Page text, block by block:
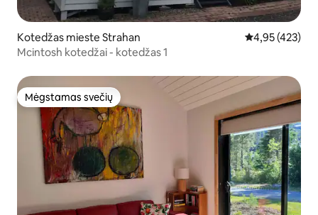
Kotedžas mieste Strahan Vidutinis
4,95 (423)
Mcintosh kotedžai - kotedžas 1
Mėgstamas svečių
Mėgstamas svečių